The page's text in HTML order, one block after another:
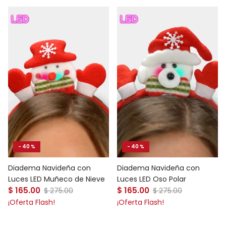
- 40 %
Diadema Navideña con
Luces LED Muñeco de Nieve
Precio de venta
$ 165.00 Precio normal
$ 275.00
¡Oferta Flash!
- 40 %
Diadema Navideña con
Luces LED Oso Polar
Precio de venta
$ 165.00 Precio normal
$ 275.00
¡Oferta Flash!